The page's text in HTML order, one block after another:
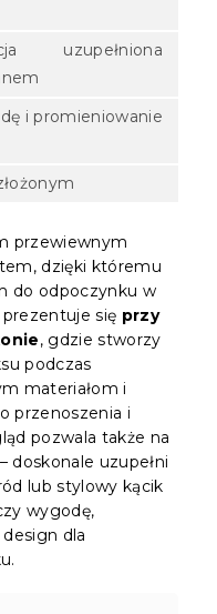
uzupełniona
i promieniowanie
przewiewnym
dzięki któremu
do odpoczynku w
się przy
, gdzie stworzy
podczas
materiałom i
przenoszenia i
pozwala także na
– doskonale uzupełni
lub stylowy kącik
wygodę,
dla